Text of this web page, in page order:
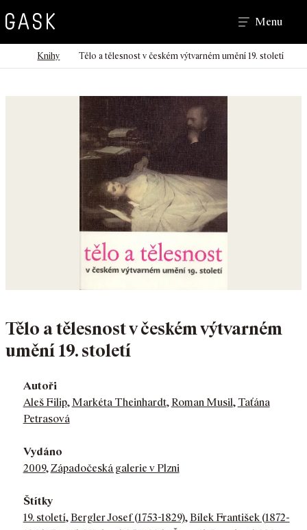
Hledat
Menu
DomůKnihy Tělo a tělesnost v českém výtvarném umění 19. století
Tělo a tělesnost v českém výtvarném
umění 19. století
Autoři
Aleš Filip, Markéta Theinhardt, Roman Musil, Taťána
Petrasová
Vydáno
2009, Západočeská galerie v Plzni
Štítky
19. století, Bergler Josef (1753-1829), Bílek František (1872-